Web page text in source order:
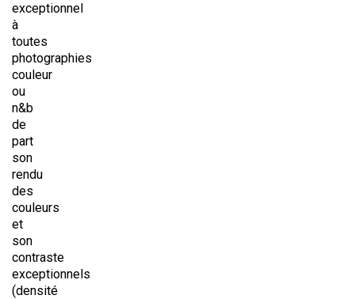
exceptionnel
à
toutes
photographies
couleur
ou
n&b
de
part
son
rendu
des
couleurs
et
son
contraste
exceptionnels
(densité